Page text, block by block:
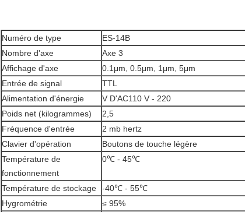
Numéro de type
ES-14B
Nombre d'axe
Axe 3
Affichage d'axe
0.1μm, 0.5μm, 1μm, 5μm
Entrée de signal
TTL
Alimentation d'énergie
V D'AC110 V - 220
Poids net (kilogrammes)
2,5
Fréquence d'entrée
2 mb hertz
Clavier d'opération
Boutons de touche légère
Température de
fonctionnement
0℃ - 45℃
Température de stockage
-40℃ - 55℃
Hygrométrie
≤ 95%